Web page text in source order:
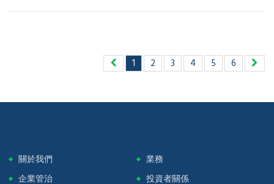
1 2 3 4 5 6
關於我們
業務
企業管治
投資者關係